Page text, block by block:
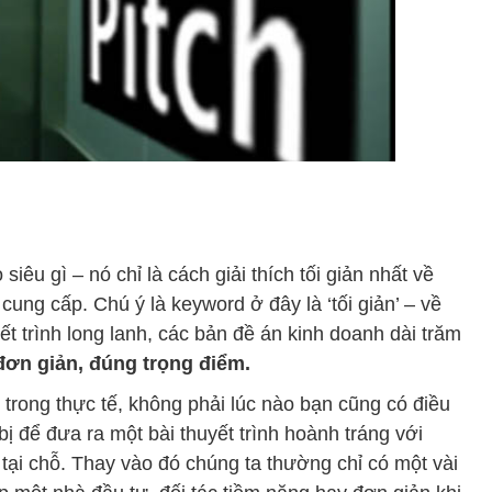
gì – nó chỉ là cách giải thích tối giản nhất về
cấp. Chú ý là keyword ở đây là ‘tối giản’ – về
trình long lanh, các bản đề án kinh doanh dài trăm
giản, đúng trọng điểm.
thực tế, không phải lúc nào bạn cũng có điều
để đưa ra một bài thuyết trình hoành tráng với
chỗ. Thay vào đó chúng ta thường chỉ có một vài